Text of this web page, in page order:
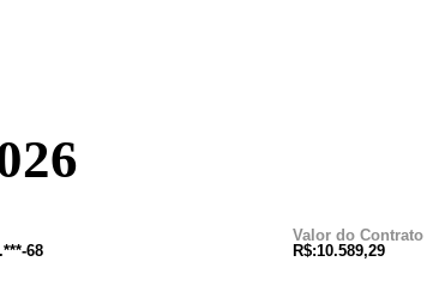
68
Valor do Contrato
R$:10.589,29